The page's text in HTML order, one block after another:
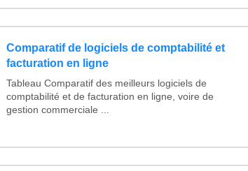
Comparatif de logiciels de comptabilité et
facturation en ligne
Tableau Comparatif des meilleurs logiciels de
comptabilité et de facturation en ligne, voire de
gestion commerciale ...